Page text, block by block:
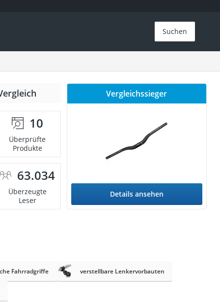
Suchen
10
Überprüfte
Produkte
63.034
Überzeugte
Leser
Vergleichssieger
Details ansehen
Fahrradgriffe verstellbare Lenkervorbauten